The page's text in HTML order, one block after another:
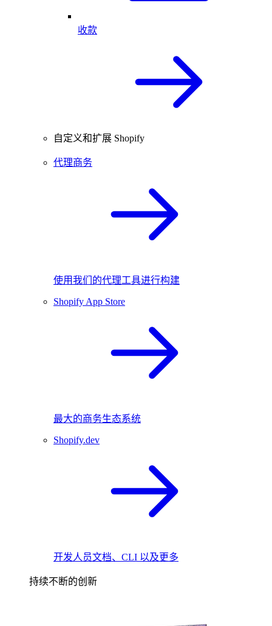
收款
自定义和扩展 Shopify
代理商务
使用我们的代理工具进行构建
Shopify App Store
最大的商务生态系统
Shopify.dev
开发人员文档、CLI 以及更多
持续不断的创新